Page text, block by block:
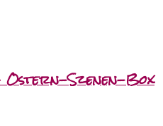
Szenen-Box